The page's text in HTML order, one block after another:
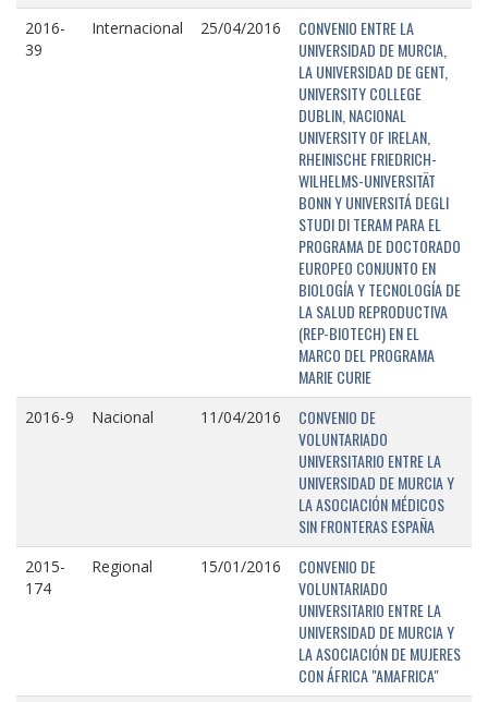
2016-
39
Internacional 25/04/2016
CONVENIO ENTRE LA
UNIVERSIDAD DE MURCIA,
LA UNIVERSIDAD DE GENT,
UNIVERSITY COLLEGE
DUBLIN, NACIONAL
UNIVERSITY OF IRELAN,
RHEINISCHE FRIEDRICH-
WILHELMS-UNIVERSITÄT
BONN Y UNIVERSITÁ DEGLI
STUDI DI TERAM PARA EL
PROGRAMA DE DOCTORADO
EUROPEO CONJUNTO EN
BIOLOGÍA Y TECNOLOGÍA DE
LA SALUD REPRODUCTIVA
(REP-BIOTECH) EN EL
MARCO DEL PROGRAMA
MARIE CURIE
2016-9 Nacional 11/04/2016
CONVENIO DE
VOLUNTARIADO
UNIVERSITARIO ENTRE LA
UNIVERSIDAD DE MURCIA Y
LA ASOCIACIÓN MÉDICOS
SIN FRONTERAS ESPAÑA
2015-
174
Regional 15/01/2016
CONVENIO DE
VOLUNTARIADO
UNIVERSITARIO ENTRE LA
UNIVERSIDAD DE MURCIA Y
LA ASOCIACIÓN DE MUJERES
CON ÁFRICA "AMAFRICA"